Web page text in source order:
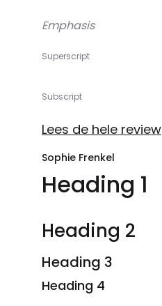
Emphasis
Superscript
Subscript
Lees de hele review
Sophie Frenkel
Heading 1
Heading 2
Heading 3
Heading 4